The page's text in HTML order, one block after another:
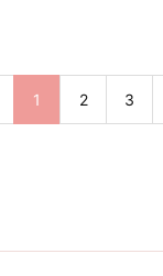
1 2 3